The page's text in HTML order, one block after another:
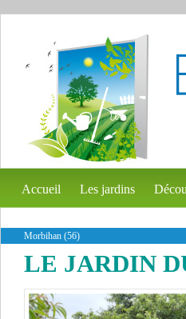
Accueil Les jardins
Morbihan (56)
LE JARDIN